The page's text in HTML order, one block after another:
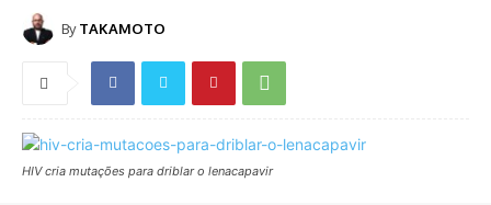
By TAKAMOTO
HIV cria mutações para driblar o lenacapavir